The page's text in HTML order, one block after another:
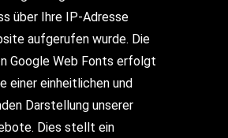
über Ihre IP-Adresse
aufgerufen wurde. Die
Google Web Fonts erfolgt
einer einheitlichen und
Darstellung unserer
Dies stellt ein